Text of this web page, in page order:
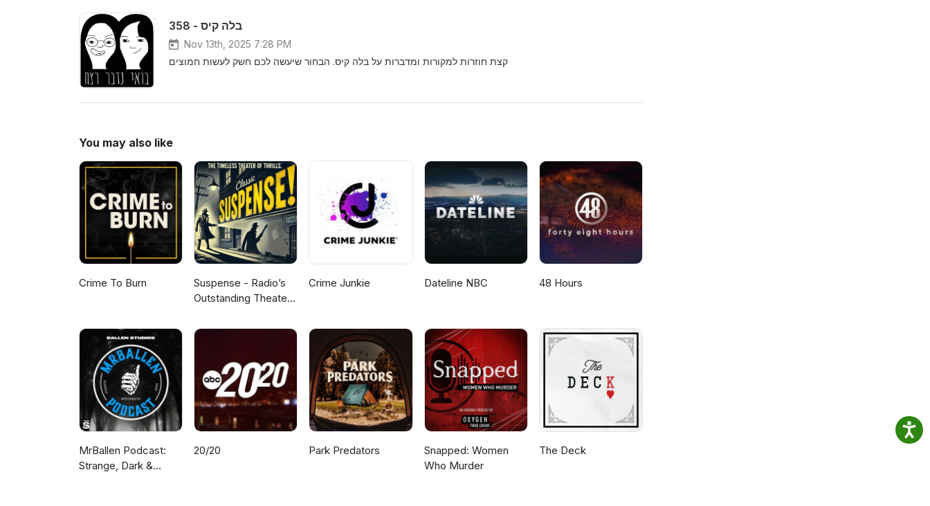
358 - בלה קיס
Nov 13th, 2025 7:28 PM
קצת חוזרות למקורות ומדברות על בלה קיס. הבחור שיעשה לכם חשק לעשות חמוצים
You may also like
Crime To Burn
Suspense - Radio’s
Outstanding Theater
Crime Junkie Dateline NBC 48 Hours
MrBallen Podcast:
Strange, Dark &
20/20 Park Predators
Snapped: Women
Who Murder
The Deck